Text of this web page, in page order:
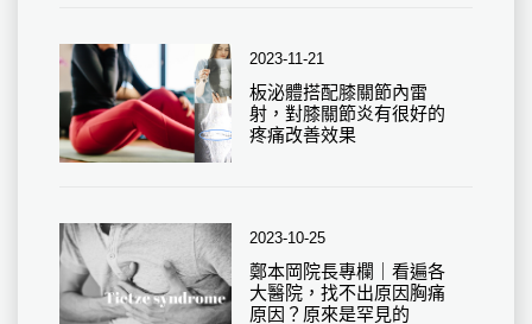
2023-11-21
板泌體搭配膝關節內雷
射，對膝關節炎有很好的
疼痛改善效果
2023-10-25
鄭本岡院長專欄｜看遍各
大醫院，找不出原因胸痛
原因？原來是罕見的